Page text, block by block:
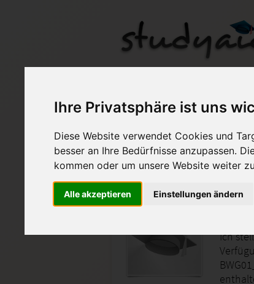
Ihre Privatsphäre ist uns
Diese Website verwendet Cookies und
besser an Ihre Bedürfnisse anzupassen.
kommen oder um unsere Website weiter
Alle akzeptieren Einstellungen ändern
BIL02-XX7-A14
Auf StudyAid.de
Ich